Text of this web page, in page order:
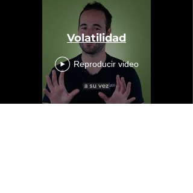
Volatilidad
Reproducir video